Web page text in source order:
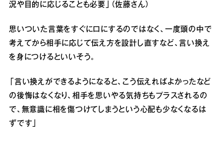
況や目的に応じることも必要」（佐藤さん）
思いついた言葉をすぐに口にするのではなく、一度頭の中で
考えてから相手に応じて伝え方を設計し直すなど、言い換え
を身につけるといいそう。
「言い換えができるようになると、こう伝えればよかったなど
の後悔はなくなり、相手を思いやる気持ちもプラスされるの
で、無意識に相を傷つけてしまうという心配も少なくなるは
ずです」